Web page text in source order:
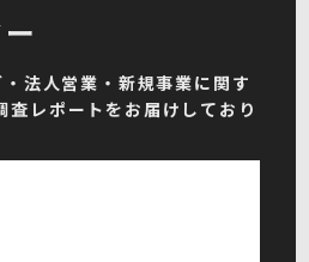
法人営業・新規事業に関す
査レポートをお届けしており